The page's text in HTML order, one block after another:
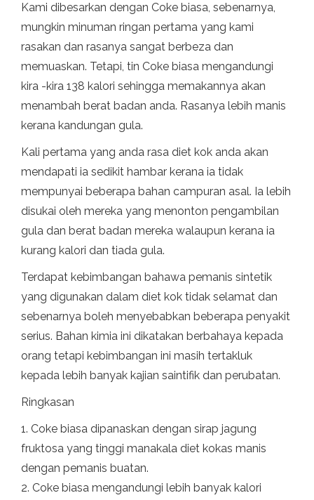
Kami dibesarkan dengan Coke biasa, sebenarnya,
mungkin minuman ringan pertama yang kami
rasakan dan rasanya sangat berbeza dan
memuaskan. Tetapi, tin Coke biasa mengandungi
kira -kira 138 kalori sehingga memakannya akan
menambah berat badan anda. Rasanya lebih manis
kerana kandungan gula.
Kali pertama yang anda rasa diet kok anda akan
mendapati ia sedikit hambar kerana ia tidak
mempunyai beberapa bahan campuran asal. Ia lebih
disukai oleh mereka yang menonton pengambilan
gula dan berat badan mereka walaupun kerana ia
kurang kalori dan tiada gula.
Terdapat kebimbangan bahawa pemanis sintetik
yang digunakan dalam diet kok tidak selamat dan
sebenarnya boleh menyebabkan beberapa penyakit
serius. Bahan kimia ini dikatakan berbahaya kepada
orang tetapi kebimbangan ini masih tertakluk
kepada lebih banyak kajian saintifik dan perubatan.
Ringkasan
1. Coke biasa dipanaskan dengan sirap jagung
fruktosa yang tinggi manakala diet kokas manis
dengan pemanis buatan.
2. Coke biasa mengandungi lebih banyak kalori